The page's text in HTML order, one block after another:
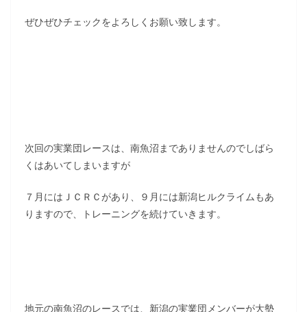
ぜひぜひチェックをよろしくお願い致します。
次回の実業団レースは、南魚沼までありませんのでしばら
くはあいてしまいますが
７月にはＪＣＲＣがあり、９月には新潟ヒルクライムもあ
りますので、トレーニングを続けていきます。
地元の南魚沼のレースでは、新潟の実業団メンバーが大勢